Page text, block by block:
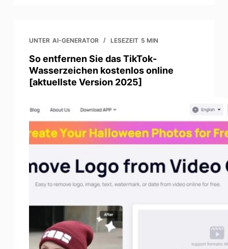
UNTER AI-GENERATOR LESEZEIT 5 MIN
So entfernen Sie das TikTok-
Wasserzeichen kostenlos online
[aktuellste Version 2025]